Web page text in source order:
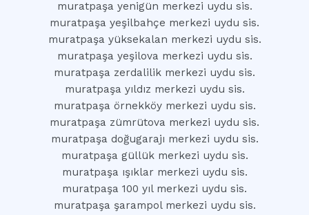
muratpaşa yenigün merkezi uydu sis.
muratpaşa yeşilbahçe merkezi uydu sis.
muratpaşa yüksekalan merkezi uydu sis.
muratpaşa yeşilova merkezi uydu sis.
muratpaşa zerdalilik merkezi uydu sis.
muratpaşa yıldız merkezi uydu sis.
muratpaşa örnekköy merkezi uydu sis.
muratpaşa zümrütova merkezi uydu sis.
muratpaşa doğugarajı merkezi uydu sis.
muratpaşa güllük merkezi uydu sis.
muratpaşa ışıklar merkezi uydu sis.
muratpaşa 100 yıl merkezi uydu sis.
muratpaşa şarampol merkezi uydu sis.